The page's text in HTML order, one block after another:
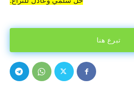
تبرع هنا